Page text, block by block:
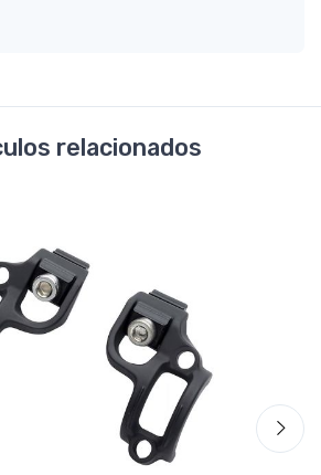
relacionados